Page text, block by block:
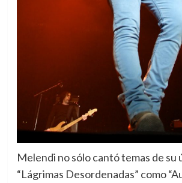
Melendi no sólo cantó temas de su
“Lágrimas Desordenadas” como